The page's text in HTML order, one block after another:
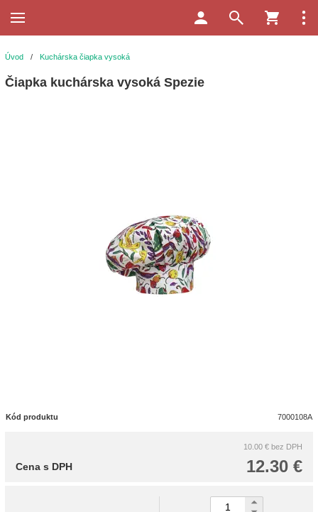
Úvod / Kuchárska čiapka vysoká
Čiapka kuchárska vysoká Spezie
Kód produktu 7000108A
10.00 € bez DPH
12.30 €
Cena s DPH